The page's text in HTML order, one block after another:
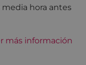
media hora antes
más información